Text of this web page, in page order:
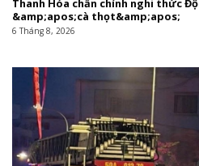
Thanh Hóa chấn chỉnh nghi thức
&amp;apos;cà thọt&amp;apos;
6 Tháng 8, 2026